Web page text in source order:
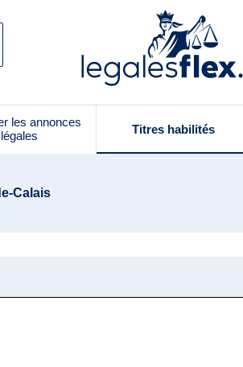
les annonces
légales
Titres habilités
Calais